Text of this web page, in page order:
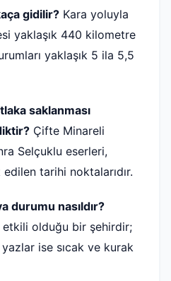
gidilir? Kara yoluyla
yaklaşık 440 kilometre
yaklaşık 5 ila 5,5
saklanması
Çifte Minareli
Selçuklu eserleri,
tarihi noktalarıdır.
durumu nasıldır?
etkili olduğu bir şehirdir;
ise sıcak ve kurak